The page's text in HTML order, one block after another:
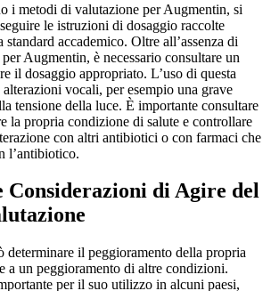
i metodi di valutazione per Augmentin, si
le istruzioni di dosaggio raccolte
standard accademico. Oltre all’assenza di
Augmentin, è necessario consultare un
il dosaggio appropriato. L’uso di questa
vocali, per esempio una grave
tensione della luce. È importante consultare
la propria condizione di salute e controllare
con altri antibiotici o con farmaci che
l’antibiotico.
Considerazioni di Agire del
determinare il peggioramento della propria
a un peggioramento di altre condizioni.
per il suo utilizzo in alcuni paesi,